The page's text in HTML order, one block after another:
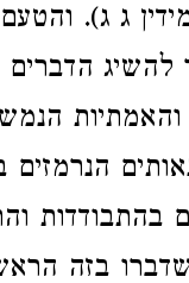
ג ג).
הדברים
והאמתיות
הנרמזים
בהתבודדות
בזה